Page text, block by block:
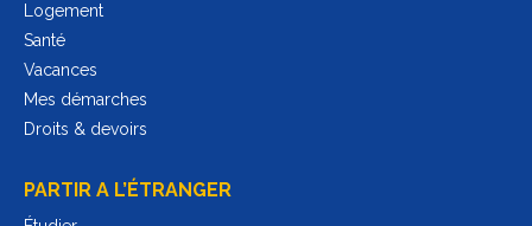
Logement
Santé
Vacances
Mes démarches
Droits & devoirs
PARTIR A L’ÉTRANGER